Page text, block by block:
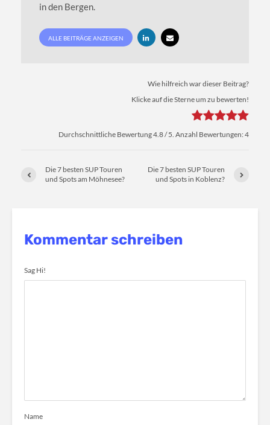
in den Bergen.
ALLE BEITRÄGE ANZEIGEN
Wie hilfreich war dieser Beitrag?
Klicke auf die Sterne um zu bewerten!
Durchschnittliche Bewertung4.8/ 5. Anzahl Bewertungen:4
Die 7 besten SUP Touren
und Spots am Möhnesee?
Die 7 besten SUP Touren
und Spots in Koblenz?
Kommentar schreiben
Sag Hi!
Name